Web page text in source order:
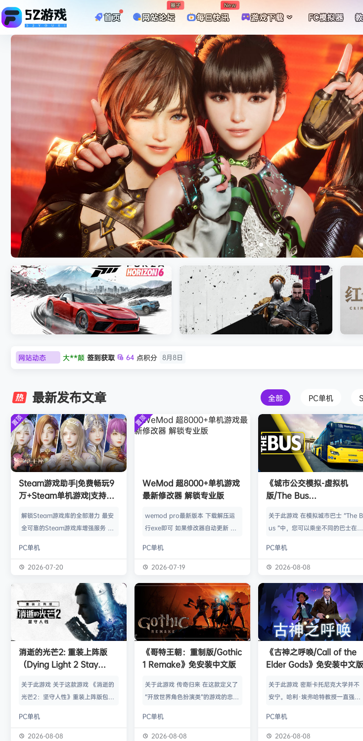
首页 网站论坛
圈子
每日快讯
New
游戏下载 FC模拟器
《刺客信条：黑旗 记忆重置-虚拟机版/Assassin’s Creed Black
HYPERVISOR》免安装中文版
网站动态 欢迎大**颠 加入本站 8月8日
欢迎有*酱 加入本站
欢迎Q*H 加入本站 8月6日
欢迎e******i 加入本站 8月6日
普洱 签到获取 39
欢迎普洱 加入本站 8月6日
欢迎0**3 加入本站
欢迎c***s 加入本站 8月6日
欢迎沉*****松 6小时前
欢迎q********6 加入本站 8月8日
大**颠 签到获取 点积分 8月8日
最新发布文章 全部 PC单机
置顶
Steam游戏助手|免费畅玩9
万+Steam单机游戏|支持D
解锁Steam游戏库的全部潜力 最安
全可靠的Steam游戏库增强服务 工
修改任何steam设置、安全可靠、
可入库游戏总数 94000+、无视已
机。 无需为每一款游戏单独付费，
只需支付一次工具费用或订阅费，即
可永久访问工具库内的成千上万款游
戏，包括昂贵的3A大作。 极大地降
低了玩游戏的经济门槛，让玩家可以
无压力地尝试各种类型的游戏。操
作…
PC单机
2026-07-20
置顶
WeMod 超8000+单机游戏
最新修改器 解锁专业版
wemod pro最新版本 下载解压运
行exe即可 如果修改器自动更新 把
r 这个文件替换到新版的即可。 We
Mod 目前支持超过千款热门游戏，
修改器原作者都入驻了，所以修改器
内容更新应该也是最全、最及时的。
千款游戏听起来不多，但其实已经涵
盖了主流热门游戏【资源名称】：w
emod pro【资源版本】：【资源
大…
PC单机
2026-07-19
《城市公交模拟-虚拟机
版/The Bus
版
关于此游戏 在模拟城市巴士 “The B
us ”中，您可以乘坐不同的巴士在柏
柏林以 1:1 的比例真实再现，无论是
胜利纪念柱、勃兰登堡门还是亚历山
发现。 在斯堪尼亚 Citywide 或
其他特许公交车上，您可以向上车乘
客出售车票，并在一天中不同时间、
不同季节和不同天气条件下体验一次
又一次的柏林之旅。车辆和行人的人
工智能交…
PC单机
2026-08-08
消逝的光芒2: 重装上阵版
（Dying Light 2 Stay
Edition）免安装中文版
关于此游戏 关于这款游戏 《消逝的
光芒2：坚守人性》重装上阵版包
《消逝的光芒2：坚守人性》猩红纽
带DLC 距离第一部游戏的故事已经
PC单机
2026-08-08
《哥特王朝：重制版/Gothic
1 Remake》免安装中文版
关于此游戏 传奇归来 在这款定义了
“开放世界角色扮演类”的游戏的忠实
手把手打造的、栩栩如生的开放世
界，这个世界会对您的各种行动做出
PC单机
2026-08-08
《古神之呼唤/Call of the
Elder Gods》免安装中文版
关于此游戏 密斯卡托尼克大学并不
安宁。哈利·埃弗哈特教授一直强忍
伊万杰琳·德雷顿则被怪梦纠缠，总
是梦见十年前发掘出的一件文物。二
PC单机
2026-08-08